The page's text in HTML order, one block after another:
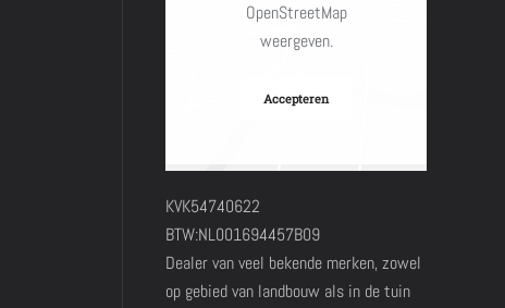
OpenStreetMap
weergeven.
Accepteren
KVK54740622
BTW:NL001694457B09
Dealer van veel bekende merken, zowel
op gebied van landbouw als in de tuin